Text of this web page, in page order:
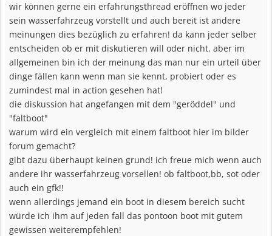
wir können gerne ein erfahrungsthread eröffnen wo jeder
sein wasserfahrzeug vorstellt und auch bereit ist andere
meinungen dies bezüglich zu erfahren! da kann jeder selber
entscheiden ob er mit diskutieren will oder nicht. aber im
allgemeinen bin ich der meinung das man nur ein urteil über
dinge fällen kann wenn man sie kennt, probiert oder es
zumindest mal in action gesehen hat!
die diskussion hat angefangen mit dem "geröddel" und
"faltboot"
warum wird ein vergleich mit einem faltboot hier im bilder
forum gemacht?
gibt dazu überhaupt keinen grund! ich freue mich wenn auch
andere ihr wasserfahrzeug vorsellen! ob faltboot,bb, sot oder
auch ein gfk!!
wenn allerdings jemand ein boot in diesem bereich sucht
würde ich ihm auf jeden fall das pontoon boot mit gutem
gewissen weiterempfehlen!